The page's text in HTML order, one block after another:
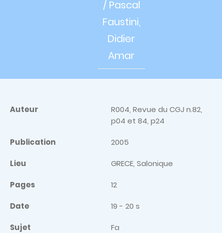
/ Pascal
Faustini,
Didier
Amar
Auteur
R004, Revue du CGJ n.82,
p04 et 84, p24
Publication 2005
Lieu GRECE, Salonique
Pages 12
Date 19 - 20 s
Sujet Fa